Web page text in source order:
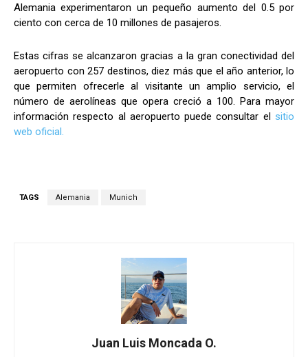
Alemania experimentaron un pequeño aumento del 0.5 por
ciento con cerca de 10 millones de pasajeros.
Estas cifras se alcanzaron gracias a la gran conectividad del
aeropuerto con 257 destinos, diez más que el año anterior, lo
que permiten ofrecerle al visitante un amplio servicio, el
número de aerolíneas que opera creció a 100. Para mayor
información respecto al aeropuerto puede consultar el sitio
web oficial.
TAGS Alemania Munich
Juan Luis Moncada O.